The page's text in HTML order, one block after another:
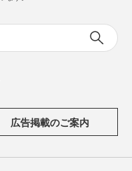
広告掲載のご案内